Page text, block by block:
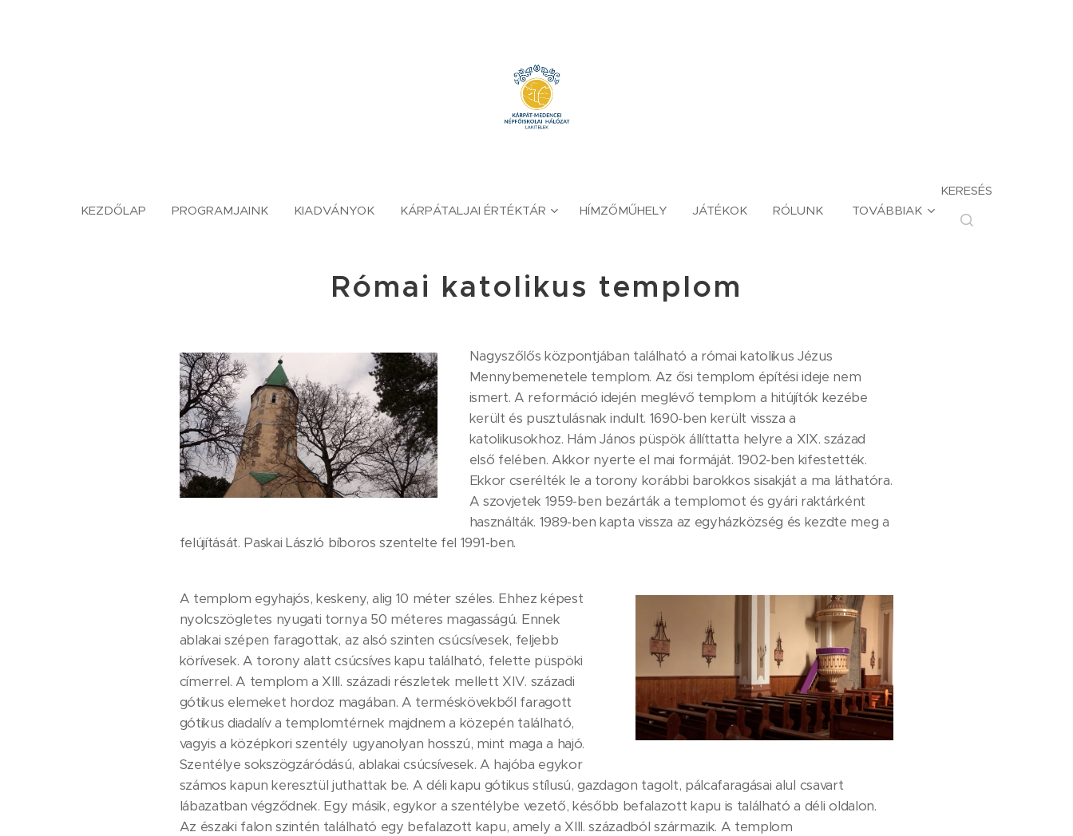
KEZDŐLAP PROGRAMJAINK KIADVÁNYOK KÁRPÁTALJAI ÉRTÉKTÁR HÍMZŐMŰHELY JÁTÉKOK RÓLUNK TOVÁBBIAK
KERESÉS
Római katolikus templom
Nagyszőlős központjában található a római katolikus Jézus
Mennybemenetele templom. Az ősi templom építési ideje nem
ismert. A reformáció idején meglévő templom a hitújítók kezébe
került és pusztulásnak indult. 1690-ben került vissza a
katolikusokhoz. Hám János püspök állíttatta helyre a XIX. század
első felében. Akkor nyerte el mai formáját. 1902-ben kifestették.
Ekkor cserélték le a torony korábbi barokkos sisakját a ma láthatóra.
A szovjetek 1959-ben bezárták a templomot és gyári raktárként
használták. 1989-ben kapta vissza az egyházközség és kezdte meg a
felújítását. Paskai László bíboros szentelte fel 1991-ben.
A templom egyhajós, keskeny, alig 10 méter széles. Ehhez képest
nyolcszögletes nyugati tornya 50 méteres magasságú. Ennek
ablakai szépen faragottak, az alsó szinten csúcsívesek, feljebb
körívesek. A torony alatt csúcsíves kapu található, felette püspöki
címerrel. A templom a XIII. századi részletek mellett XIV. századi
gótikus elemeket hordoz magában. A terméskövekből faragott
gótikus diadalív a templomtérnek majdnem a közepén található,
vagyis a középkori szentély ugyanolyan hosszú, mint maga a hajó.
Szentélye sokszögzáródású, ablakai csúcsívesek. A hajóba egykor
számos kapun keresztül juthattak be. A déli kapu gótikus stílusú, gazdagon tagolt, pálcafaragásai alul csavart
lábazatban végződnek. Egy másik, egykor a szentélybe vezető, később befalazott kapu is található a déli oldalon.
Az északi falon szintén található egy befalazott kapu, amely a XIII. századból származik. A templom